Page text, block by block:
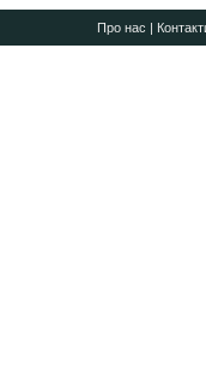
Про нас |